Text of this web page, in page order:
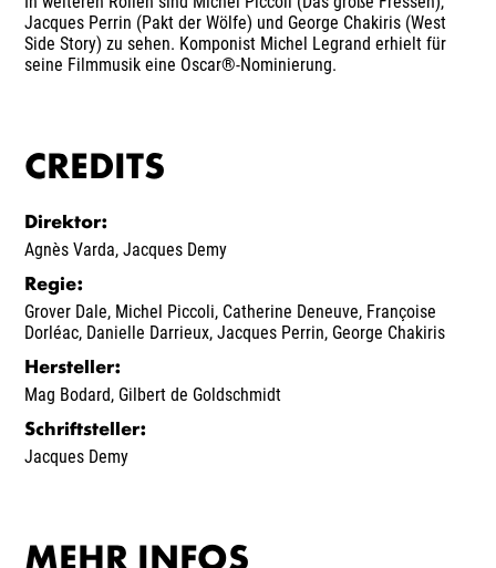
Jacques Perrin (Pakt der Wölfe) und George Chakiris (West
Side Story) zu sehen. Komponist Michel Legrand erhielt für
seine Filmmusik eine Oscar®-Nominierung.
CREDITS
Direktor:
Agnès Varda,Jacques Demy
Regie:
Grover Dale, Michel Piccoli, Catherine Deneuve, Françoise
Dorléac, Danielle Darrieux,Jacques Perrin, George Chakiris
Hersteller:
Mag Bodard, Gilbert de Goldschmidt
Schriftsteller:
Jacques Demy